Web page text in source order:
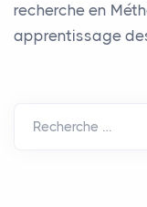
recherche en
apprentissage
Recherche …